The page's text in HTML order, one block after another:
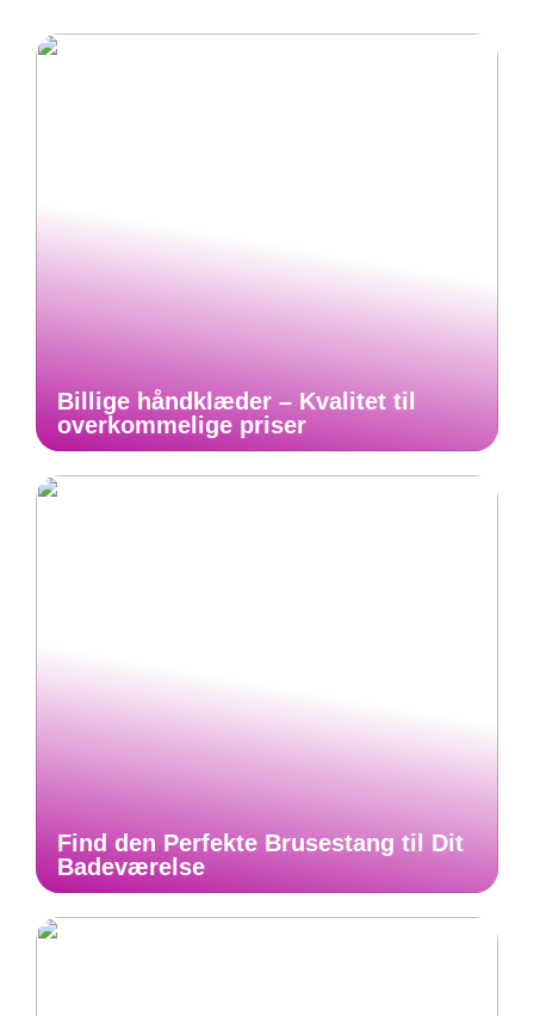
Billige håndklæder – Kvalitet til
overkommelige priser
Find den Perfekte Brusestang til Dit
Badeværelse